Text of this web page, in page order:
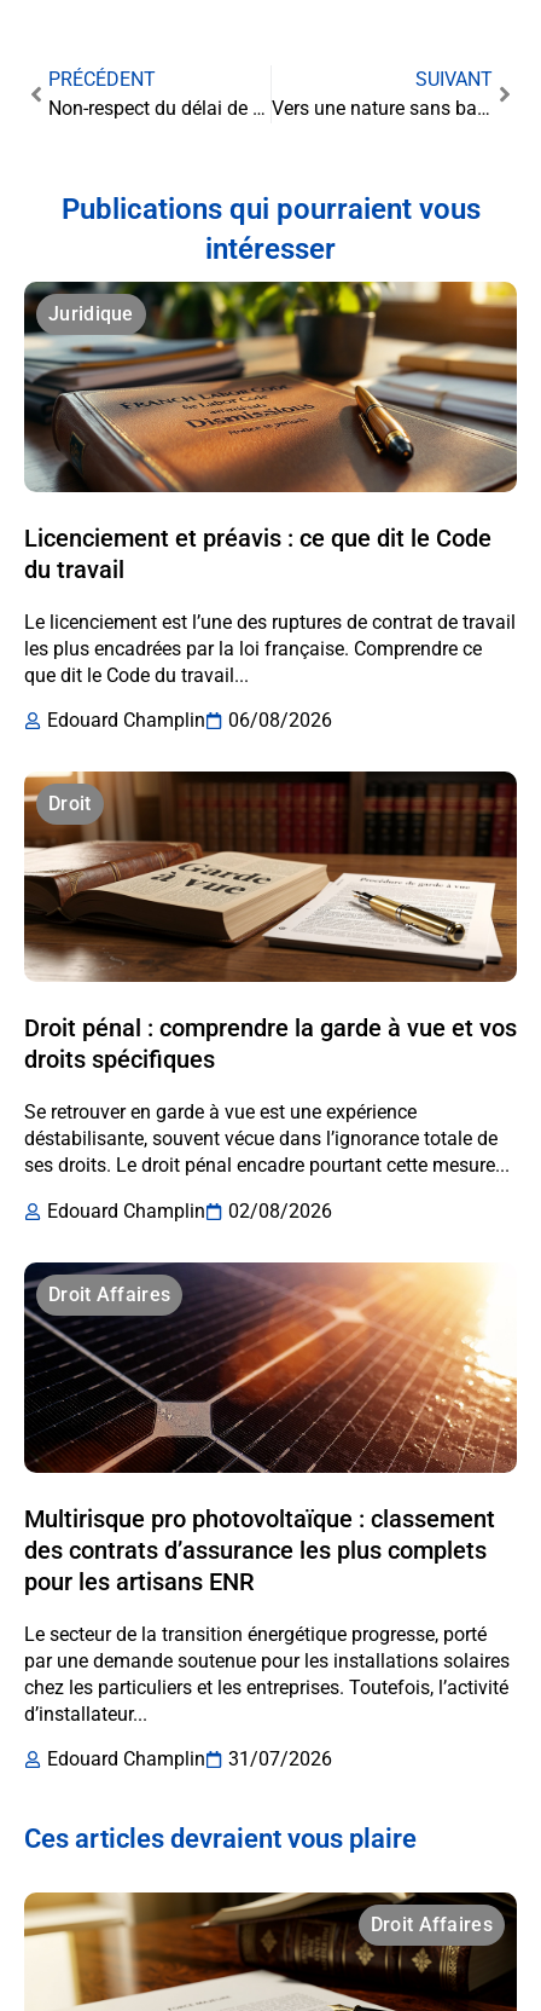
PRÉCÉDENT
Non-respect du délai de signalement d’une fraude bancaire : quelles conséquences juridiques ?
SUIVANT
Vers une nature sans barrières : le gouvernement lance un comité de suivi pour la loi sur l’engrillagement des espaces naturels
Publications qui pourraient vous
intéresser
Juridique
Licenciement et préavis : ce que dit le Code
du travail
Le licenciement est l’une des ruptures de contrat de travail
les plus encadrées par la loi française. Comprendre ce
que dit le Code du travail...
Edouard Champlin
06/08/2026
Droit
Droit pénal : comprendre la garde à vue et vos
droits spécifiques
Se retrouver en garde à vue est une expérience
déstabilisante, souvent vécue dans l’ignorance totale de
ses droits. Le droit pénal encadre pourtant cette mesure...
Edouard Champlin
02/08/2026
Droit Affaires
Multirisque pro photovoltaïque : classement
des contrats d’assurance les plus complets
pour les artisans ENR
Le secteur de la transition énergétique progresse, porté
par une demande soutenue pour les installations solaires
chez les particuliers et les entreprises. Toutefois, l’activité
d’installateur...
Edouard Champlin
31/07/2026
Ces articles devraient vous plaire
Droit Affaires